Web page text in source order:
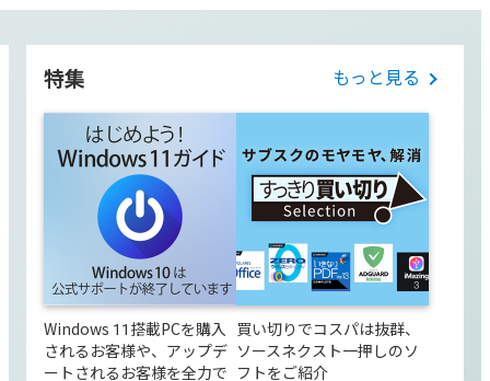
価格のバラン
る、弊社デジタ
のセット
暑い夏を乗り切るためのア
イテムを集めたお得なセッ
ト
今月発売の「
2026」など、映
曲に必須な製品
特集 もっと見る
Windows 11搭載PCを購入
されるお客様や、アップデ
ートされるお客様を全力で
買い切りでコスパは抜群、
ソースネクスト一押しのソ
フトをご紹介